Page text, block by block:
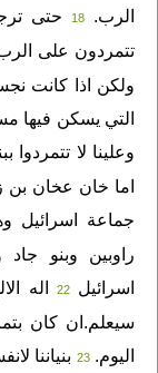
الرب.
18حتى
تتمردون على
ولكن اذا كانت
التي يسكن فيها
وعلينا لا تتمردوا
اما خان عخان
جماعة اسرائيل
راوبين وبنو
اسرائيل
22اله
سيعلم.ان كان
اليوم. 23بنياننا